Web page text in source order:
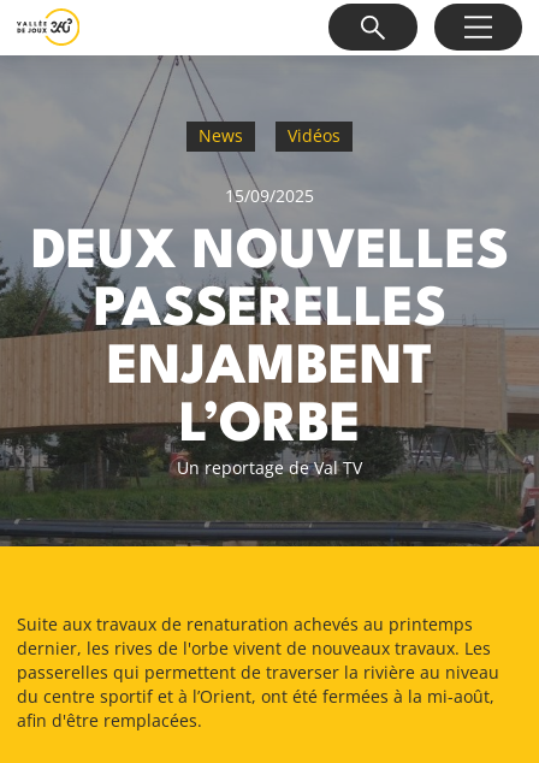
News Vidéos
15/09/2025
DEUX NOUVELLES
PASSERELLES
ENJAMBENT
L’ORBE
Un reportage de Val TV
Suite aux travaux de renaturation achevés au printemps
dernier, les rives de l'orbe vivent de nouveaux travaux. Les
passerelles qui permettent de traverser la rivière au niveau
du centre sportif et à l’Orient, ont été fermées à la mi-août,
afin d'être remplacées.